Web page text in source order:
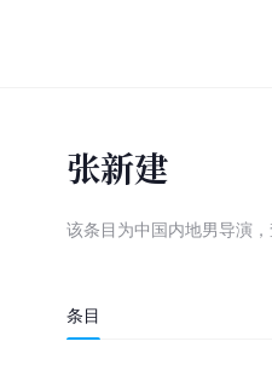
张新建
该条目为中国内地男导演 ，
条目